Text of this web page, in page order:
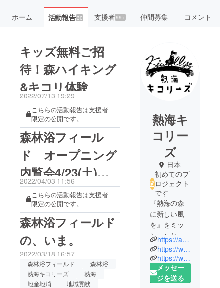
ホーム 活動報告30 支援者99+ 仲間募集 コメント
キッズ無料ご招
待！森ハイキング
&キコリ体験
2022/07/13 19:29
こちらの活動報告は支援者
限定の公開です。
森林浴フィール
ド オープニング
内覧会4/23(土)に
決定！
2022/04/03 11:56
こちらの活動報告は支援者
限定の公開です。
森林浴フィールド
の、いま。
2022/03/18 16:57
森林浴フィールド
森林浴
熱海キコリーズ
熱海
地産地消
地域貢献
熱海キ
コリー
ズ
日本
初めてのプ
ロジェクト
です
『熱海の森
に新しい風
を』をミッ
ションとし
て森林保全
をしている
NPO法人。
活動を通し
https://atami-kicollys.org/
https://www.facebook.com/atamikicollys
https://www.instagram.com/atami_kicollys/
メッセー
ジを送る